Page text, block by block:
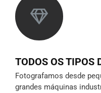
TODOS OS TIPOS
Fotografamos desde
grandes máquinas